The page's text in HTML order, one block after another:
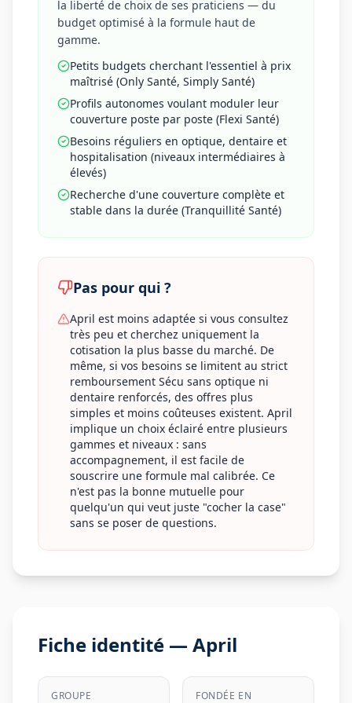
la liberté de choix de ses praticiens — du
budget optimisé à la formule haut de
gamme.
Petits budgets cherchant l'essentiel à prix
maîtrisé (Only Santé, Simply Santé)
Profils autonomes voulant moduler leur
couverture poste par poste (Flexi Santé)
Besoins réguliers en optique, dentaire et
hospitalisation (niveaux intermédiaires à
élevés)
Recherche d'une couverture complète et
stable dans la durée (Tranquillité Santé)
Pas pour qui ?
April est moins adaptée si vous consultez
très peu et cherchez uniquement la
cotisation la plus basse du marché. De
même, si vos besoins se limitent au strict
remboursement Sécu sans optique ni
dentaire renforcés, des offres plus
simples et moins coûteuses existent. April
implique un choix éclairé entre plusieurs
gammes et niveaux : sans
accompagnement, il est facile de
souscrire une formule mal calibrée. Ce
n'est pas la bonne mutuelle pour
quelqu'un qui veut juste "cocher la case"
sans se poser de questions.
Fiche identité — April
GROUPE FONDÉE EN